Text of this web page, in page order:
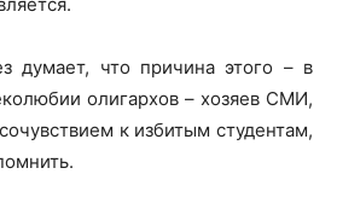
думает, что причина этого – в
олигархов – хозяев СМИ,
к избитым студентам,